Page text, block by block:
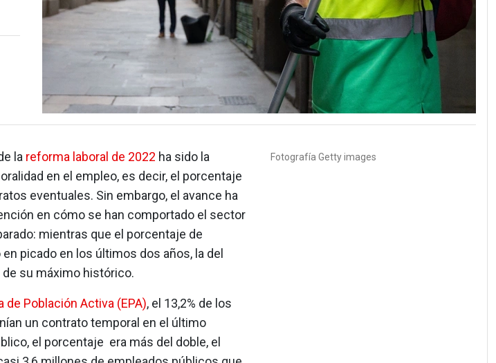
Fotografía Getty images
la reforma laboral de 2022 ha sido la
en el empleo, es decir, el porcentaje
eventuales. Sin embargo, el avance ha
en cómo se han comportado el sector
mientras que el porcentaje de
picado en los últimos dos años, la del
su máximo histórico.
Población Activa (EPA), el 13,2% de los
un contrato temporal en el último
el porcentaje era más del doble, el